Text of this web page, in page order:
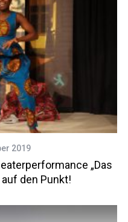
2019
„Das
auf den Punkt!